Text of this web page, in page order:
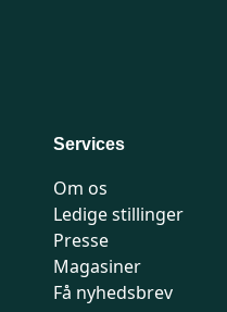
Services
Om os
Ledige stillinger
Presse
Magasiner
Få nyhedsbrev